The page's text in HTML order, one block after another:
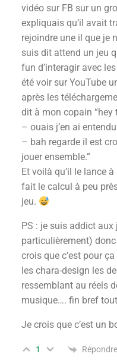
vidéo sur FB sur un
expliquais qu’il avait
rejoindre une il que je
suis dit attend un jeu
fun d’interagir avec
été voir sur YouTube
après les
dit à mon copain “hey
– ouais j’en ai
– bah regarde il est
jouer ensemble.”
Et voilà qu’il le lance
fait le calcul à peu
jeu.
PS : je suis addict aux
particulièrement)
crois que c’est pour
les chara-design les
ressemblant au réels
musique…. fin bref
Je crois que c’est un
1 Répondre